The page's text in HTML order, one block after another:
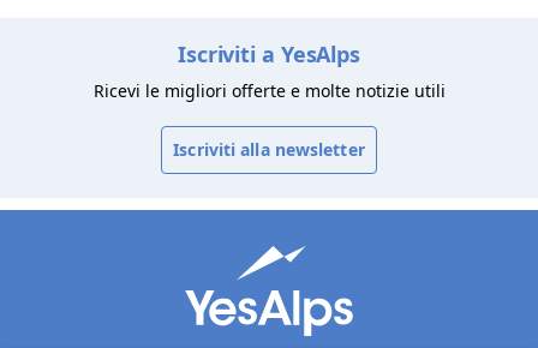
Iscriviti a YesAlps
Ricevi le migliori offerte e molte notizie utili
Iscriviti alla newsletter